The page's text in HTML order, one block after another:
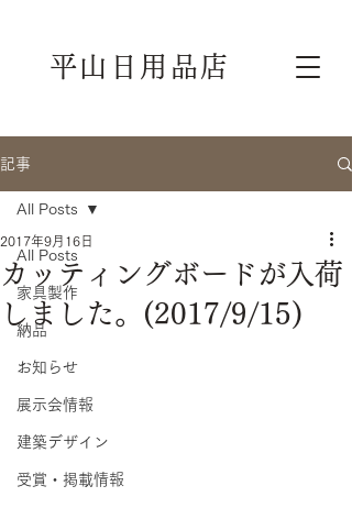
平山日用品店
記事
All Posts
家具製作
納品
お知らせ
展示会情報
建築デザイン
受賞・掲載情報
All Posts
カッティングボードが入荷
しました。(2017/9/15)
2017年9月16日